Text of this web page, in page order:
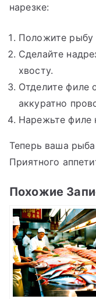
нарезке:
Положите рыбу
Сделайте
хвосту.
Отделите филе
аккуратно
Нарежьте филе
Теперь ваша
Приятного
Похожие